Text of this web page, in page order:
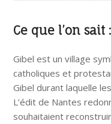
Ce que l’on sait :
Gibel est un village
catholiques et
Gibel durant laquelle
L’édit de Nantes
souhaitaient